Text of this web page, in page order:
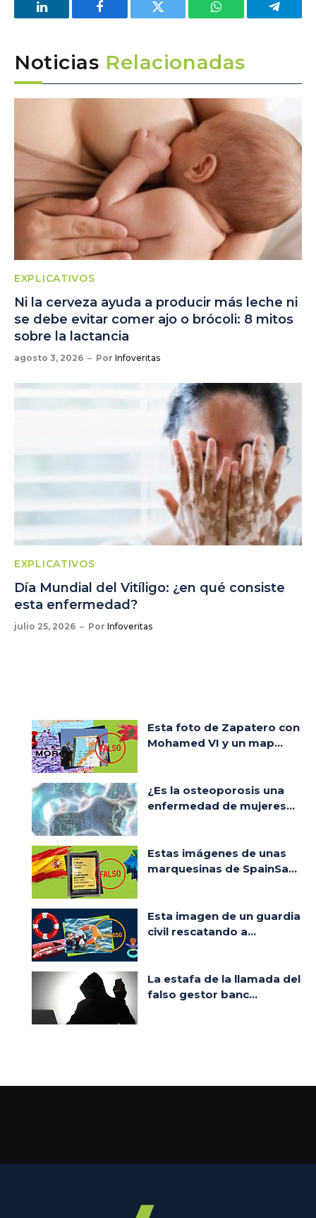
LinkedIn Facebook Twitter WhatsApp
Noticias Relacionadas
EXPLICATIVOS
Ni la cerveza ayuda a producir más leche ni
se debe evitar comer ajo o brócoli: 8 mitos
sobre la lactancia
agosto 3, 2026 Por Infoveritas
EXPLICATIVOS
Día Mundial del Vitíligo: ¿en qué consiste
esta enfermedad?
julio 25, 2026 Por Infoveritas
Esta foto de Zapatero con
Mohamed VI y un map...
¿Es la osteoporosis una
enfermedad de mujeres...
Estas imágenes de unas
marquesinas de SpainSa...
Esta imagen de un guardia
civil rescatando a...
La estafa de la llamada del
falso gestor banc...